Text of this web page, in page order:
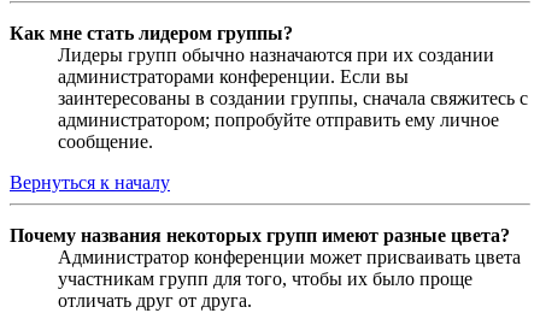
Как мне стать лидером группы?
Лидеры групп обычно назначаются при их создании
администраторами конференции. Если вы
заинтересованы в создании группы, сначала свяжитесь с
администратором; попробуйте отправить ему личное
сообщение.
Вернуться к началу
Почему названия некоторых групп имеют разные цвета?
Администратор конференции может присваивать цвета
участникам групп для того, чтобы их было проще
отличать друг от друга.